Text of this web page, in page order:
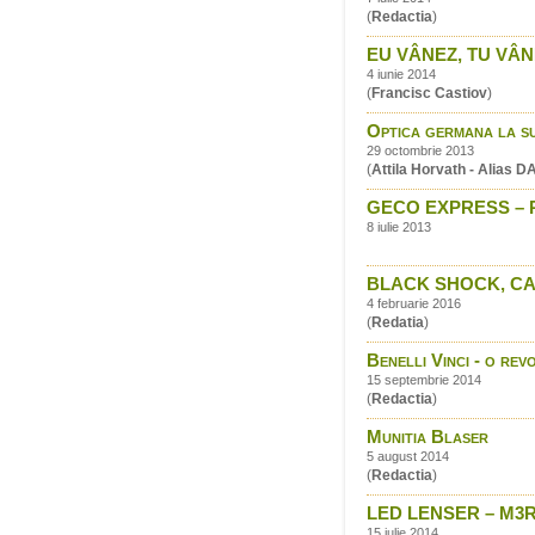
(Redactia)
EU VÂNEZ, TU
4 iunie 2014
(Francisc Castiov)
Optica germana la
29 octombrie 2013
(Attila Horvath - Alias
GECO EXPRESS –
8 iulie 2013
BLACK SHOCK,
4 februarie 2016
(Redatia)
Benelli Vinci - o
15 septembrie 2014
(Redactia)
Munitia Blaser
5 august 2014
(Redactia)
LED LENSER – M3R